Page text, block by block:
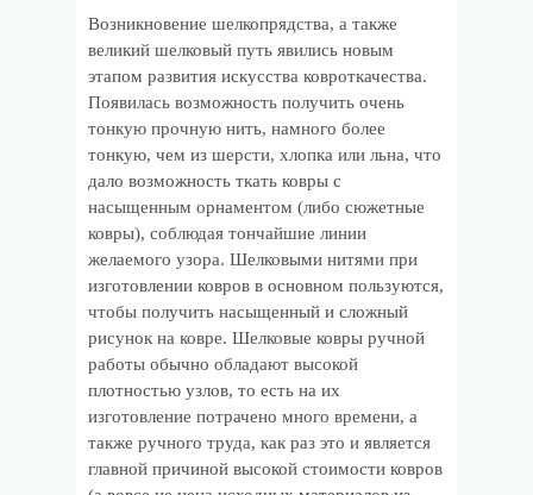
Возникновение шелкопрядства, а также
великий шелковый путь явились новым
этапом развития искусства ковроткачества.
Появилась возможность получить очень
тонкую прочную нить, намного более
тонкую, чем из шерсти, хлопка или льна, что
дало возможность ткать ковры с
насыщенным орнаментом (либо сюжетные
ковры), соблюдая тончайшие линии
желаемого узора. Шелковыми нитями при
изготовлении ковров в основном пользуются,
чтобы получить насыщенный и сложный
рисунок на ковре. Шелковые ковры ручной
работы обычно обладают высокой
плотностью узлов, то есть на их
изготовление потрачено много времени, а
также ручного труда, как раз это и является
главной причиной высокой стоимости ковров